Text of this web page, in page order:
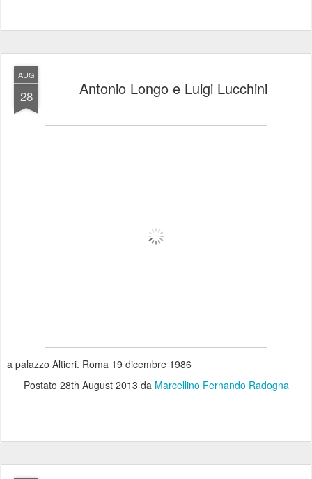
AUG
28 Antonio Longo e Luigi Lucchini
a palazzo Altieri. Roma 19 dicembre 1986
Postato 28th August 2013 da Marcellino Fernando Radogna